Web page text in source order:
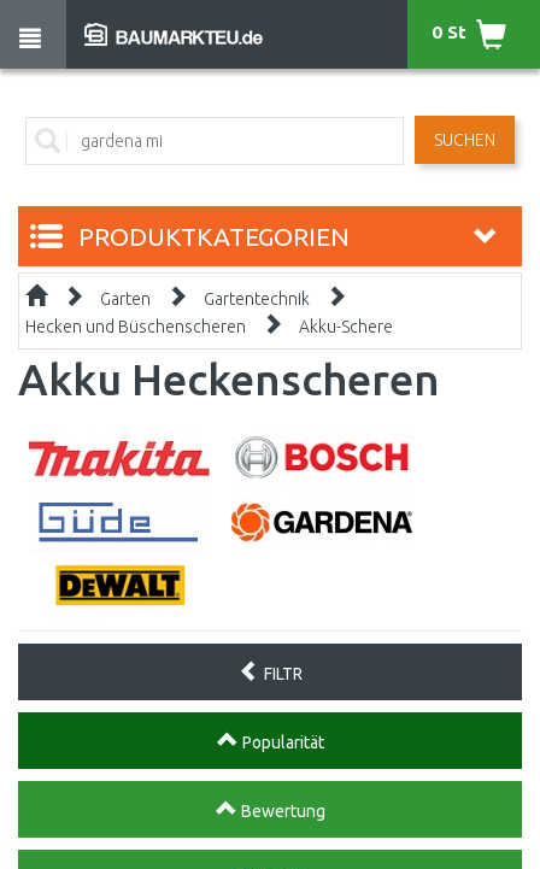
SUCHEN
0 St
PRODUKTKATEGORIEN
Garten
Gartentechnik
Hecken und Büschenscheren
Akku-Schere
Akku Heckenscheren
FILTR
Popularität
Bewertung